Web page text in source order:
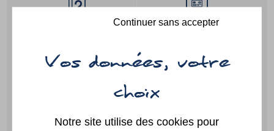
Paiement
Notre site utilise des cookies pour
Continuer sans accepter